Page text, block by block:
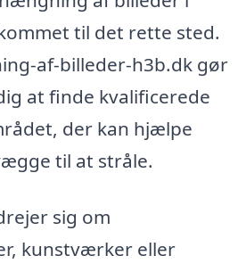
til det rette sted.
af-billeder-h3b.dk gør
at finde kvalificerede
der kan hjælpe
til at stråle.
sig om
kunstværker eller